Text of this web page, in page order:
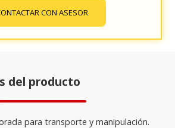
CON ASESOR
del producto
para transporte y manipulación.